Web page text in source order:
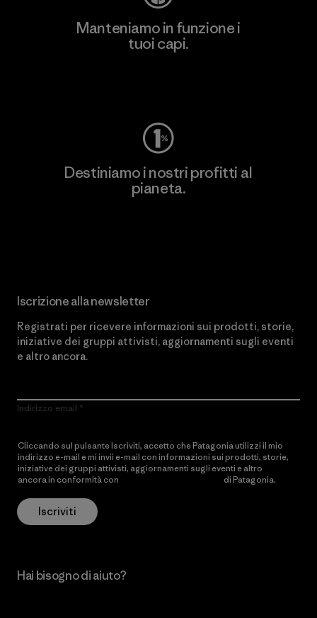
Manteniamo in funzione i
tuoi capi.
Destiniamo i nostri profitti al
pianeta.
Iscrizione alla newsletter
Registrati per ricevere informazioni sui prodotti, storie,
iniziative dei gruppi attivisti, aggiornamenti sugli eventi
e altro ancora.
Indirizzo email
Cliccando sul pulsante Iscriviti, accetto che Patagonia utilizzi il mio
indirizzo e-mail e mi invii e-mail con informazioni sui prodotti, storie,
iniziative dei gruppi attivisti, aggiornamenti sugli eventi e altro
ancora in conformità con
di Patagonia.
Iscriviti
Hai bisogno di aiuto?